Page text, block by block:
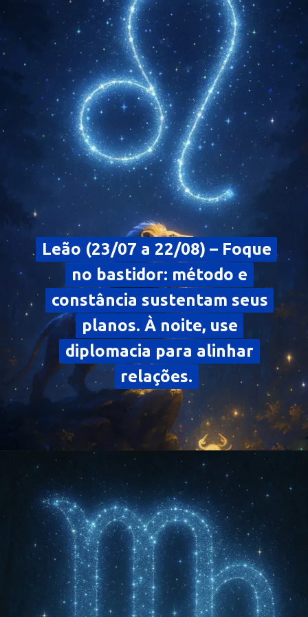
Leão (23/07 a 22/08) – Foque
no bastidor: método e
constância sustentam seus
planos. À noite, use
diplomacia para alinhar
relações.
Leão (23/07 a 22/08) – Foque
no bastidor: método e
constância sustentam seus
planos. À noite, use
diplomacia para alinhar
relações.
Opening https://falaregional.com.br/?s=hor%C3%B3scopo